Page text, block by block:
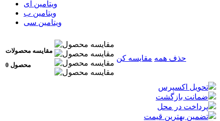
ویتامین ای
ویتامین ب
ویتامین سی
مقایسه محصولات
0 محصول
حذف همه مقایسه کن
تحویل اکسپرس
ضمانت بازگشت
پرداخت در محل
تضمین بهترین قیمت